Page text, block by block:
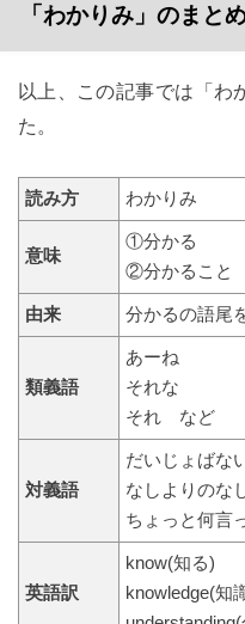
「わかりみ」のまと
以上、この記事では「わ
た。
読み方 わかりみ
意味
①分かる
②分かること
由来 分かるの語尾
類義語
あーね
それな
それ など
対義語
だいじょばな
なしよりのな
ちょっと何言
英語訳
know(知る)
knowledge(知